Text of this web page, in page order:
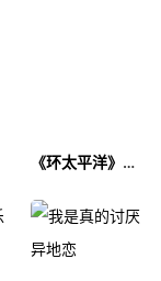
《环太平洋》电